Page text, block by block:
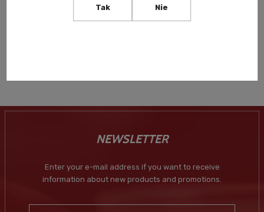
83,00 zł
NEWSLETTER
Enter your e-mail address if you want to receive
information about new products and promotions.
Tak Nie